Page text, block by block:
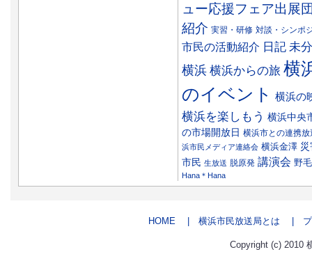
ュー応援フェア出展
紹介 実習・研修 対談・シンポ
市民の活動紹介 日記 未
横浜 横浜からの旅 横
のイベント
横浜の
横浜を楽しもう 横浜中央
の市場開放日 横浜市との連携放
浜市民メディア連絡会 横浜金澤
市民 生放送 脱原発 講演会 野毛
Hana＊Hana
HOME | 横浜市民放送局とは | プ
Copyright (c) 2010